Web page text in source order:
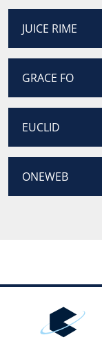
JUICE RIME
GRACE FO
EUCLID
ONEWEB